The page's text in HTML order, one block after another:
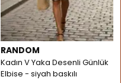
RANDOM
Kadın V Yaka Desenli Günlük
Elbise - siyah baskılı